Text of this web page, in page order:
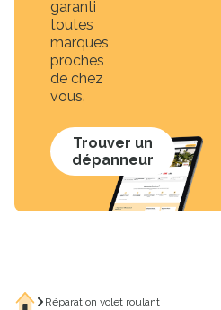
garanti
toutes
marques,
proches
de chez
vous.
Trouver un
dépanneur
Accueil
Réparation volet roulant